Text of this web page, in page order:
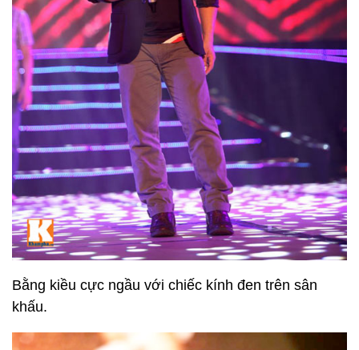
Bằng kiều cực ngầu với chiếc kính đen trên sân
khấu.